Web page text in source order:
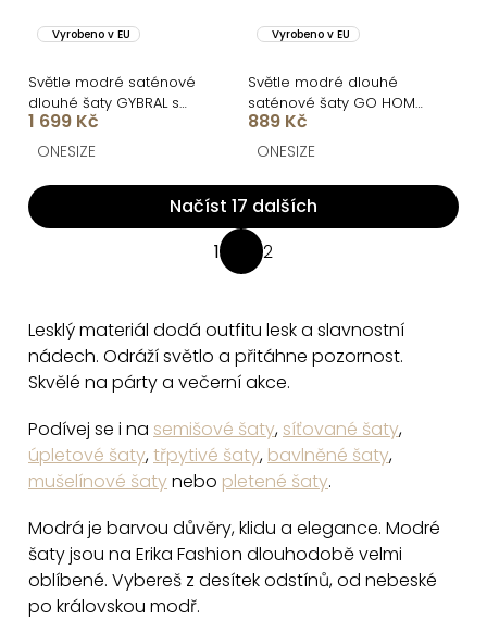
Vyrobeno v EU
Světle modré saténové
dlouhé šaty GYBRAL s
korzetem
1 699 Kč
ONESIZE
Vyrobeno v EU
Světle modré dlouhé
saténové šaty GO HOME
pro družičky
889 Kč
ONESIZE
O
v
á
d
a
í
p
r
v
k
y
Načíst 17 dalších
á
n
k
v
á
n
1 2
Lesklý materiál dodá outfitu lesk a slavnostní
nádech. Odráží světlo a přitáhne pozornost.
Skvělé na párty a večerní akce.
Podívej se i na semišové šaty, síťované šaty,
úpletové šaty,třpytivé šaty, bavlněné šaty,
mušelínové šatynebo pletené šaty.
Modrá je barvou důvěry, klidu a elegance. Modré
šaty jsou na Erika Fashion dlouhodobě velmi
oblíbené. Vybereš z desítek odstínů, od nebeské
po královskou modř.